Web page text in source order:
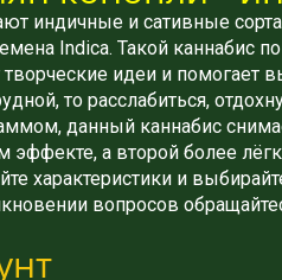
индичные и сативные
Indica. Такой каннабис
идеи и помогает
то расслабиться,
данный каннабис
эффекте, а второй более
характеристики и
вопросов